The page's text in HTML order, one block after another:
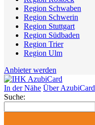
Region Schwaben
Region Schwerin
Region Stuttgart
Region Südbaden
Region Trier
Region Ulm
Anbieter werden
In der Nähe Über AzubiCard
Suche: